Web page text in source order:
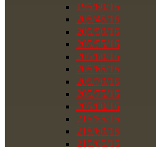
195/60/16
205/45/16
205/50/16
205/55/16
205/60/16
205/65/16
205/70/16
205/75/16
205/80/16
215/55/16
215/60/16
215/65/16